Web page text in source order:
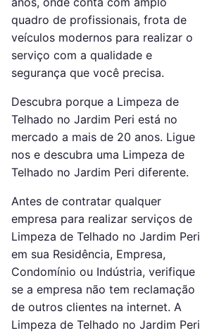
quadro de profissionais, frota de
veículos modernos para realizar o
serviço com a qualidade e
segurança que você precisa.
Descubra porque a Limpeza de
Telhado no Jardim Peri está no
mercado a mais de 20 anos. Ligue
nos e descubra uma Limpeza de
Telhado no Jardim Peri diferente.
Antes de contratar qualquer
empresa para realizar serviços de
Limpeza de Telhado no Jardim Peri
em sua Residência, Empresa,
Condomínio ou Indústria, verifique
se a empresa não tem reclamação
de outros clientes na internet. A
Limpeza de Telhado no Jardim Peri